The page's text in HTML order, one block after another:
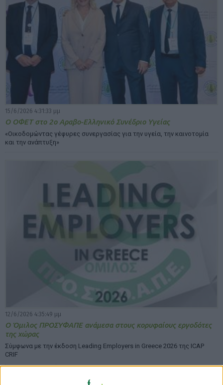
15/6/2026 4:31:33 μμ
Ο ΟΦΕΤ στο 2ο Αραβο-Ελληνικό Συνέδριο Υγείας
«Οικοδομώντας γέφυρες συνεργασίας για την υγεία, την καινοτομία
και την ανάπτυξη»
12/6/2026 4:35:49 μμ
Ο Όμιλος ΠΡΟΣΥΦΑΠΕ ανάμεσα στους κορυφαίους εργοδότες
της χώρας
Σύμφωνα με την έκδοση Leading Employers in Greece 2026 της ICAP
CRIF